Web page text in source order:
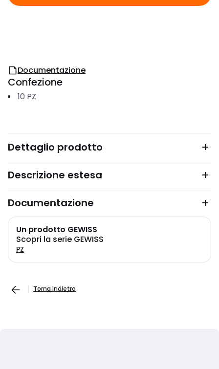
Documentazione
Confezione
10 PZ
Dettaglio prodotto
Descrizione estesa
Documentazione
Un prodotto GEWISS
Scopri la serie GEWISS
PZ
Torna indietro